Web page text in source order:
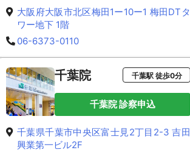
大阪府大阪市北区梅田1ー10ー1 梅田DTタ
ワー地下 1階
06-6373-0110
千葉院 千葉駅 徒歩0分
千葉院 診察申込
千葉県千葉市中央区富士見2丁目2-3 吉田
興業第一ビル2F